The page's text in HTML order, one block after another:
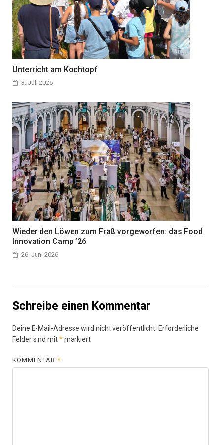
Unterricht am Kochtopf
3. Juli 2026
Wieder den Löwen zum Fraß vorgeworfen: das Food
Innovation Camp ’26
26. Juni 2026
Schreibe einen Kommentar
Deine E-Mail-Adresse wird nicht veröffentlicht. Erforderliche
Felder sind mit*markiert
KOMMENTAR*